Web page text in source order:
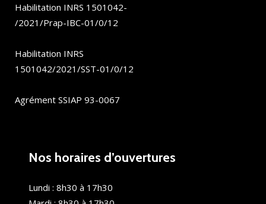
Habilitation INRS 1501042-
/2021/Prap-IBC-01/0/12
Habilitation INRS
1501042/2021/SST-01/0/12
Agrément SSIAP 93-0067
Nos horaires d’ouvertures
Lundi : 8h30 à 17h30